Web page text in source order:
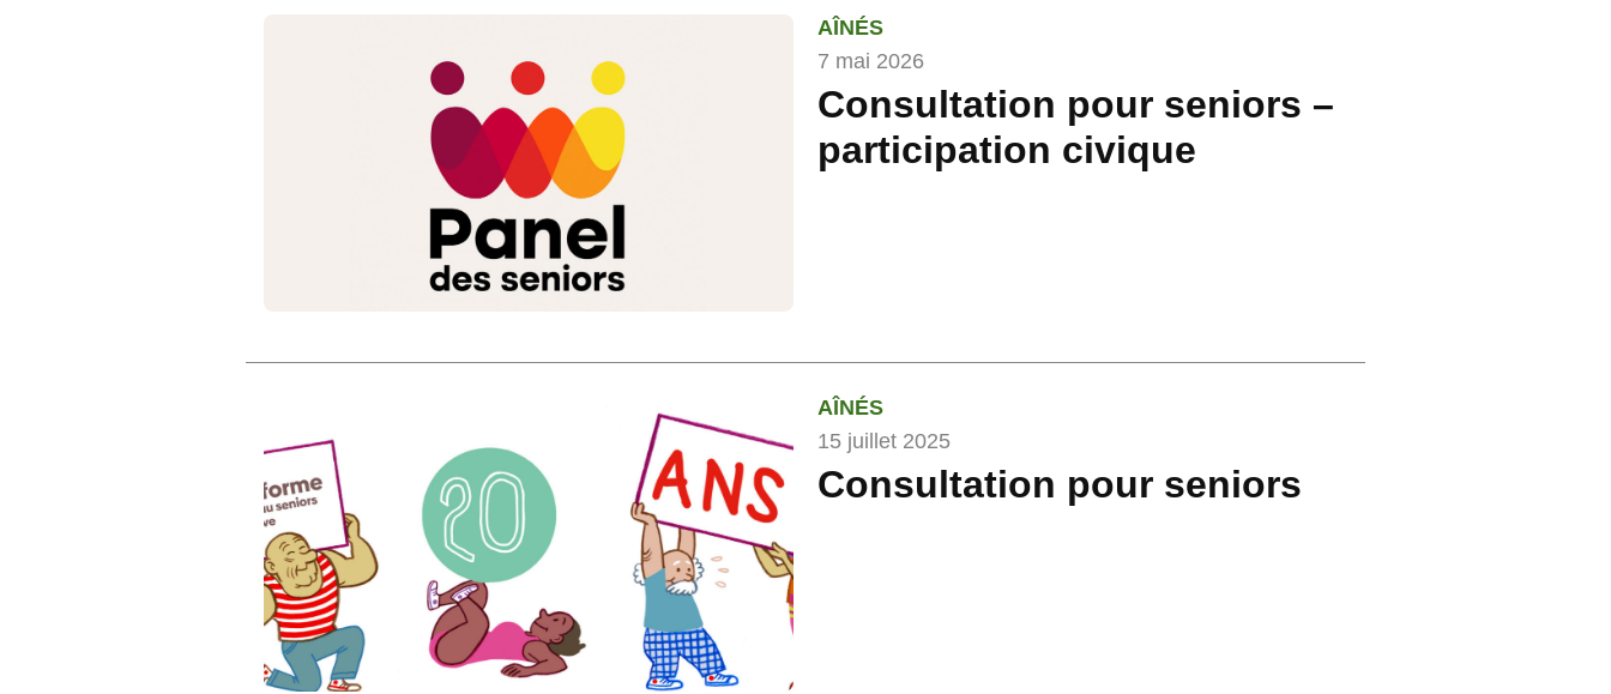
AÎNÉS
7 mai 2026
Consultation pour seniors –
participation civique
AÎNÉS
15 juillet 2025
Consultation pour seniors